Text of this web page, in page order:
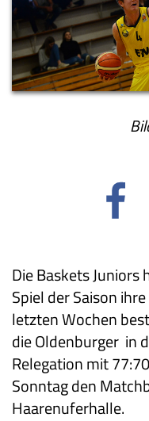
Die Baskets
Spiel der Saison
letzten Wochen
die Oldenburger in
Relegation mit
Sonntag den
Haarenuferhalle.